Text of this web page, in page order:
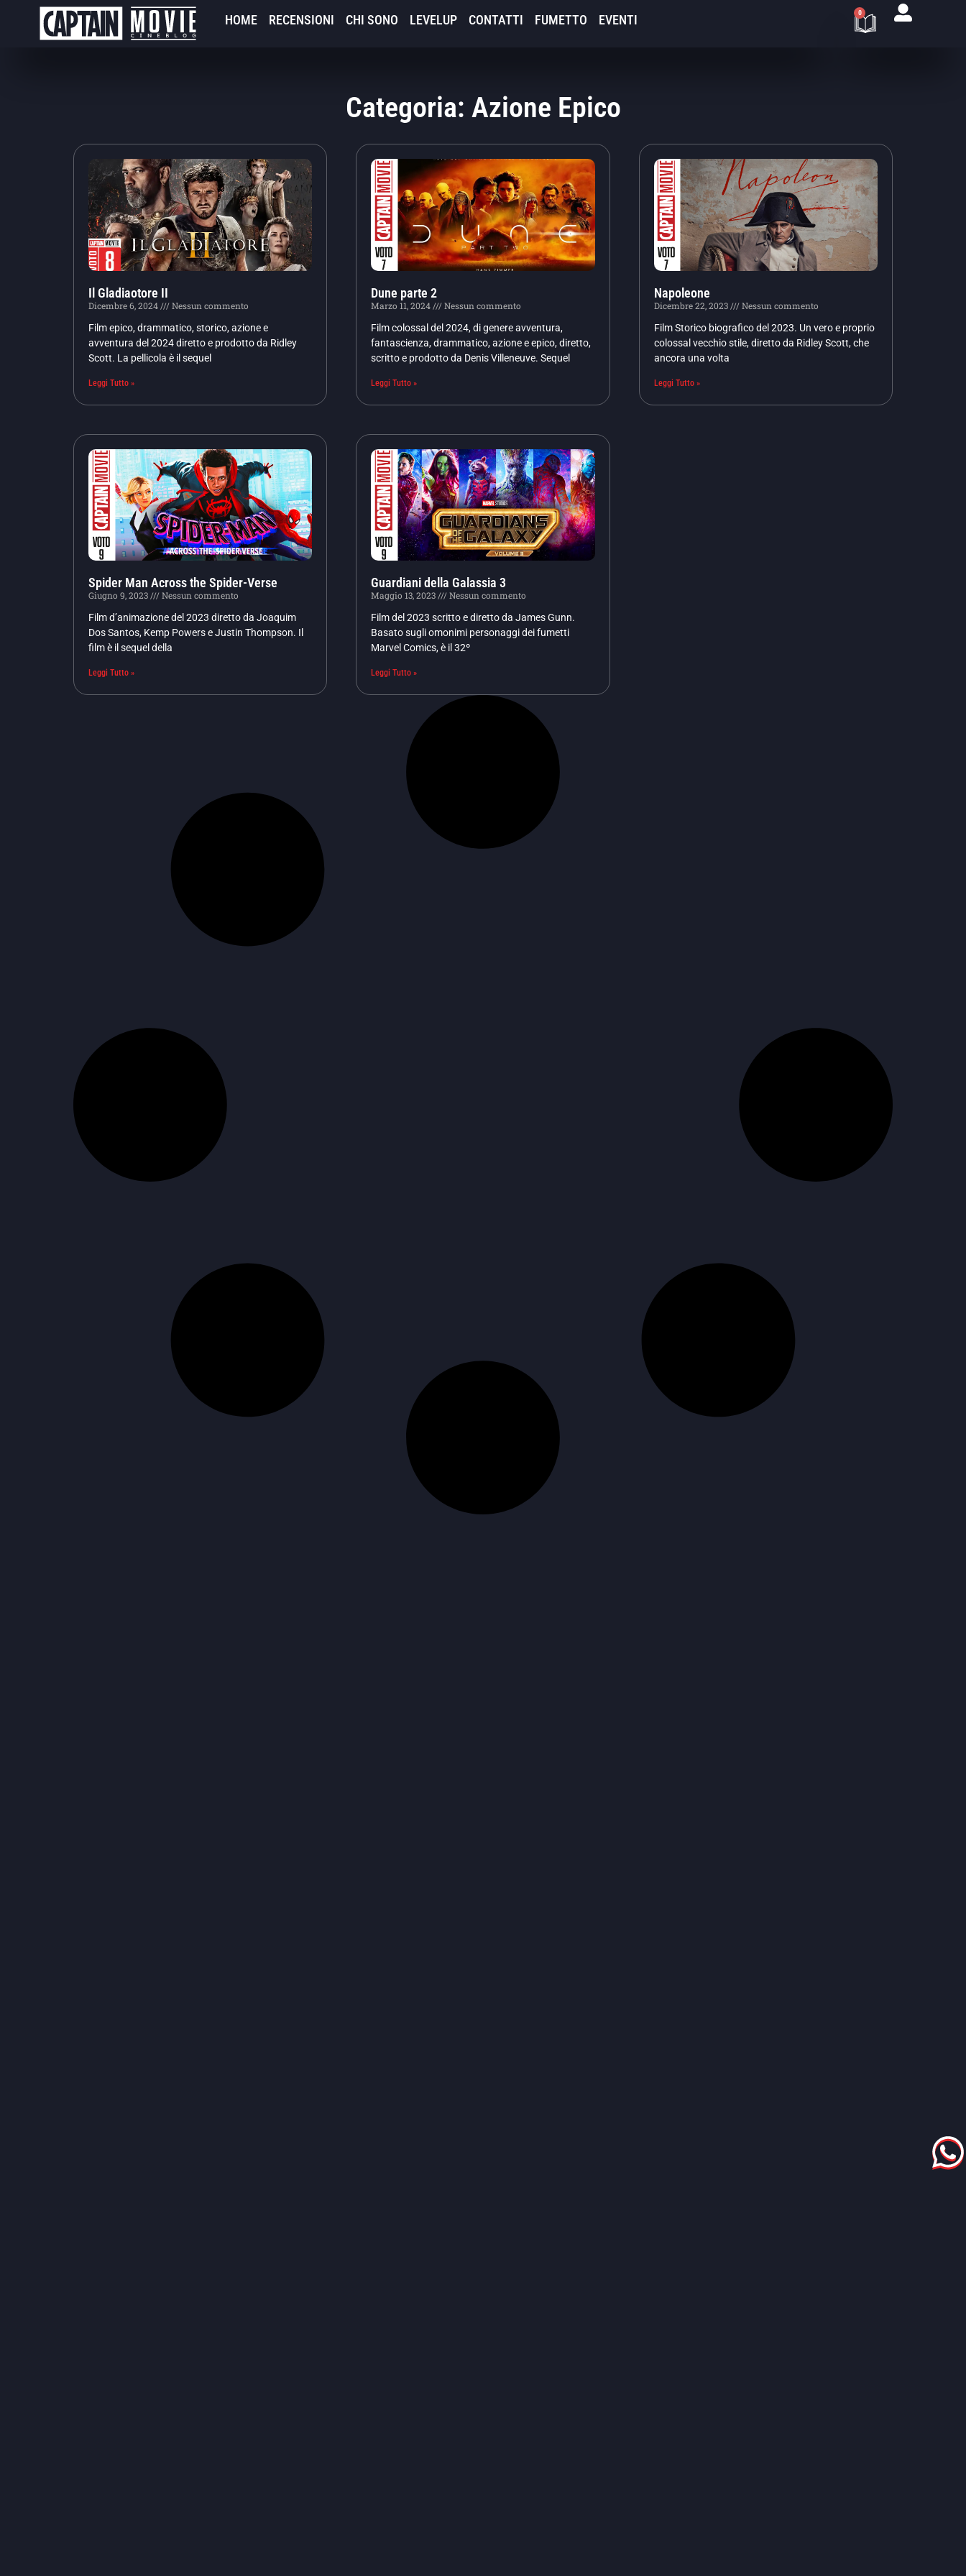
HOME RECENSIONI CHI SONO LEVELUP CONTATTI FUMETTO EVENTI 0
Categoria: Azione Epico
Il Gladiaotore II
Dicembre 6, 2024
Nessun commento
Film epico, drammatico, storico, azione e
avventura del 2024 diretto e prodotto da Ridley
Scott. La pellicola è il sequel
Leggi Tutto »
Dune parte 2
Marzo 11, 2024
Nessun commento
Film colossal del 2024, di genere avventura,
fantascienza, drammatico, azione e epico, diretto,
scritto e prodotto da Denis Villeneuve. Sequel
Leggi Tutto »
Napoleone
Dicembre 22, 2023
Nessun commento
Film Storico biografico del 2023. Un vero e proprio
colossal vecchio stile, diretto da Ridley Scott, che
ancora una volta
Leggi Tutto »
Spider Man Across the Spider-Verse
Giugno 9, 2023
Nessun commento
Film d’animazione del 2023 diretto da Joaquim
Dos Santos, Kemp Powers e Justin Thompson. Il
film è il sequel della
Leggi Tutto »
Guardiani della Galassia 3
Maggio 13, 2023
Nessun commento
Film del 2023 scritto e diretto da James Gunn.
Basato sugli omonimi personaggi dei fumetti
Marvel Comics, è il 32º
Leggi Tutto »